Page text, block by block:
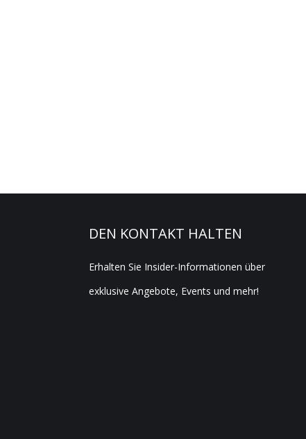
DEN KONTAKT HALTEN
Erhalten Sie Insider-Informationen über
exklusive Angebote, Events und mehr!